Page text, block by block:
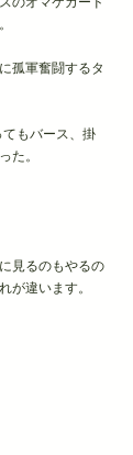
孤軍奮闘するタ
もバース、掛
た。
見るのもやるの
が違います。